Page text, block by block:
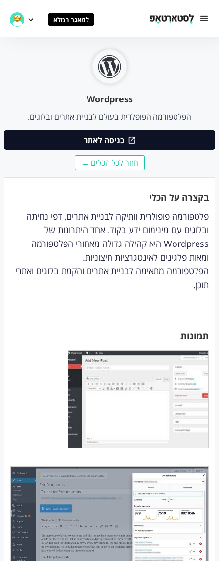
למאגר המלא
Wordpress
הפלטפורמה הפופלרית בעולם לבניית אתרים ובלוגים.
כניסה לאתר
חזור לכל הכלים ←
בקצרה על הכלי
פלטפורמה פופולרית וותיקה לבניית אתרים, דפי נחיתה
ובלוגים עם מינימום ידע בקוד. אחד היתרונות של
Wordpress היא קהילה גדולה מאחורי הפלטפורמה
ומאות פלגינים לאינטגרציות חיצוניות.
הפלטפורמה מתאימה לבניית אתרים והקמת בלוגים ואתרי
תוכן.
תמונות